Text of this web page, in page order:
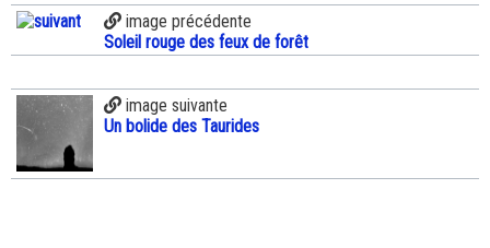
image précédente
Soleil rouge des feux de forêt
image suivante
Un bolide des Taurides